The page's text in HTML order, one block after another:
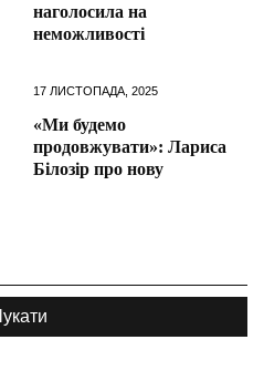
наголосила на
неможливості
17 ЛИСТОПАДА, 2025
«Ми будемо
продовжувати»: Лариса
Білозір про нову